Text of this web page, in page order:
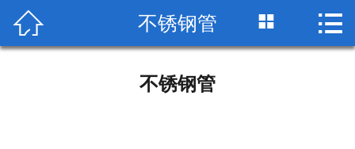
网站首页
 不锈钢管  
不锈钢管